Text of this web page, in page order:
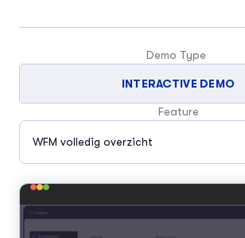
Demo Type
INTERACTIVE DEMO
Feature
WFM volledig overzicht